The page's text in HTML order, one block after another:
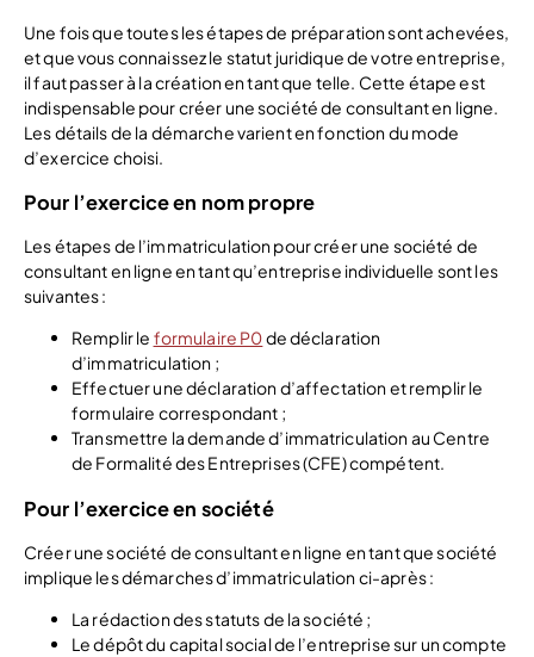
Une fois que toutes les étapes de préparation sont achevées,
et que vous connaissez le statut juridique de votre entreprise,
il faut passer à la création en tant que telle. Cette étape est
indispensable pour créer une société de consultant en ligne.
Les détails de la démarche varient en fonction du mode
d’exercice choisi.
Pour l’exercice en nom propre
Les étapes de l’immatriculation pour créer une société de
consultant en ligne en tant qu’entreprise individuelle sont les
suivantes :
Remplir le formulaire P0de déclaration
d’immatriculation ;
Effectuer une déclaration d’affectation et remplir le
formulaire correspondant ;
Transmettre la demande d’immatriculation au Centre
de Formalité des Entreprises (CFE) compétent.
Pour l’exercice en société
Créer une société de consultant en ligne en tant que société
implique les démarches d’immatriculation ci-après :
La rédaction des statuts de la société ;
Le dépôt du capital social de l’entreprise sur un compte